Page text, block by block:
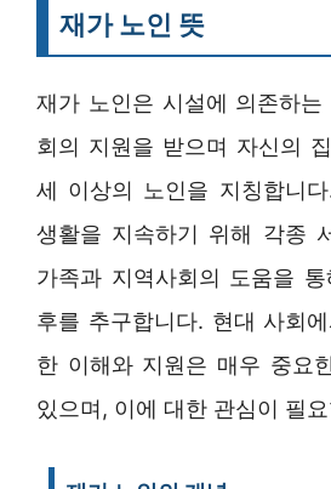
재가 노인 뜻
재가 노인은 시설에 의존하
회의 지원을 받으며 자신의
세 이상의 노인을 지칭합니
생활을 지속하기 위해 각종
가족과 지역사회의 도움을
후를 추구합니다. 현대 사회
한 이해와 지원은 매우 중요
있으며, 이에 대한 관심이 필